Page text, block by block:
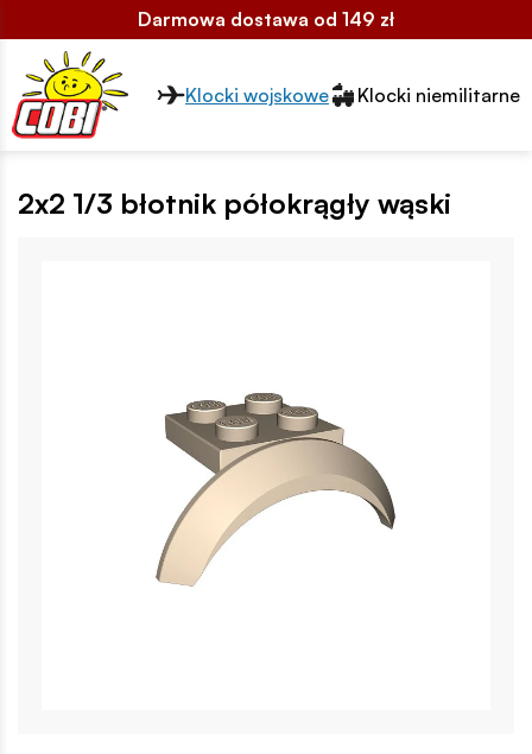
Darmowa dostawa od 149 zł
Przełącznik segmentów2
Klocki wojskowe Klocki niemilitarne
2x2 1/3 błotnik półokrągły wąski